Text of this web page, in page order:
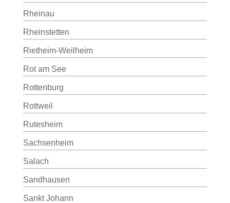
Rheinau
Rheinstetten
Rietheim-Weilheim
Rot am See
Rottenburg
Rottweil
Rutesheim
Sachsenheim
Salach
Sandhausen
Sankt Johann